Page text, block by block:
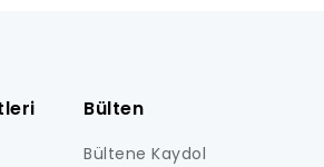
Bülten
Bültene Kaydol